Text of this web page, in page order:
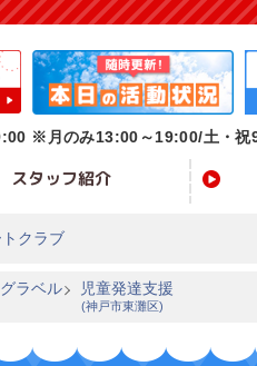
※月のみ13:00～19:00/土・
スタッフ紹介
クラブ
ラベル 児童発達支援
(神戸市東灘区)